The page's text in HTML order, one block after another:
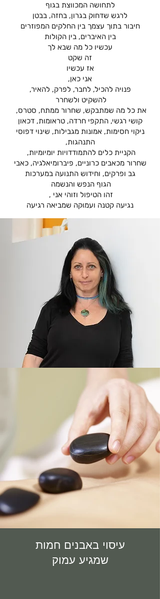
לתחושה המכווצת בגוף
לרגש שדחוק בגרון, בחזה, בבטן
חיבור בתוך עצמך בין החלקים המפוזרים
בין האיברים, בין הקולות
עכשיו כל מה שבא לך
זה שקט
אז עכשיו
אני כאן,
פנויה להכיל, לחבר, לפרק, להאיר,
להשקיט ולשחרר
את כל מה שמתבקש, שחרור ממתח, סטרס,
קושי רגשי, התקפי חרדה, טראומות, דכאון
ניקוי חסימות, אמונות מגבילות, שינוי דפוסי
התנהגות,
הקניית כלים להתמודדויות יומיומיות,
שחרור מכאבים כרוניים, פיברומיאלגיה, כאבי
גב ופרקים, וחידוש התנועה במערכות
הגוף הנפש והנשמה
זהו הטיפול וזוהי אני ,
נגיעה קטנה ועמוקה שמביאה רגיעה
עיסוי באבנים חמות
שמגיע עמוק